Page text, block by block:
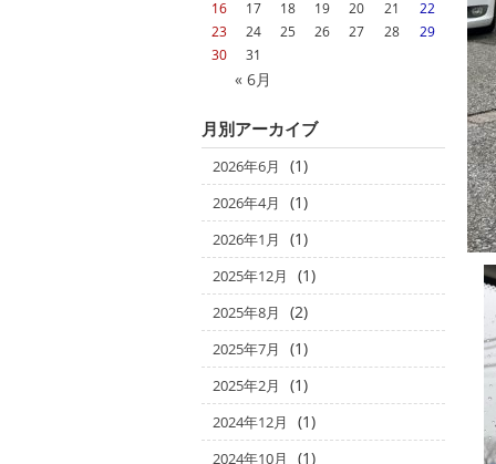
« 6月
16
17 18 19 20 21
22
23
24 25 26 27 28
29
30
31
月別アーカイブ
2026年6月 (1)
2026年4月 (1)
2026年1月 (1)
2025年12月 (1)
2025年8月 (2)
2025年7月 (1)
2025年2月 (1)
2024年12月 (1)
2024年10月 (1)